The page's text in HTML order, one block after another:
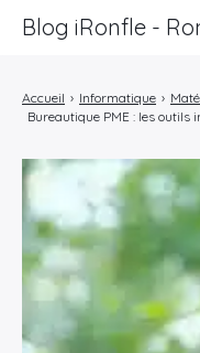
Accueil › Informatique ›
Bureautique PME : les outils
Blog iRonfle -
Revue Web
Informatique
Marketing
Lifestyle
Entreprises